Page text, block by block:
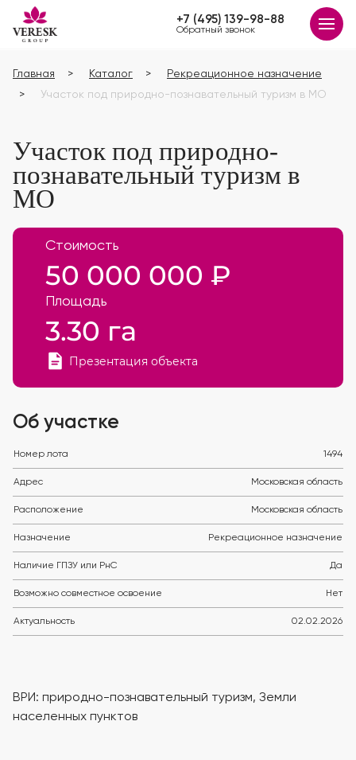
+7 (495) 139-98-88
Обратный звонок
Главная Каталог
Рекреационное назначение
Участок под природно-познавательный туризм в МО
Участок под природно-
познавательный туризм в
МО
Стоимость
50 000 000 ₽
Площадь
3.30 га
Презентация объекта
Об участке
Номер лота 1494
Адрес Московская область
Расположение Московская область
Назначение Рекреационное назначение
Наличие ГПЗУ или РнС Да
Возможно совместное освоение Нет
Актуальность 02.02.2026
ВРИ: природно-познавательный туризм, Земли
населенных пунктов